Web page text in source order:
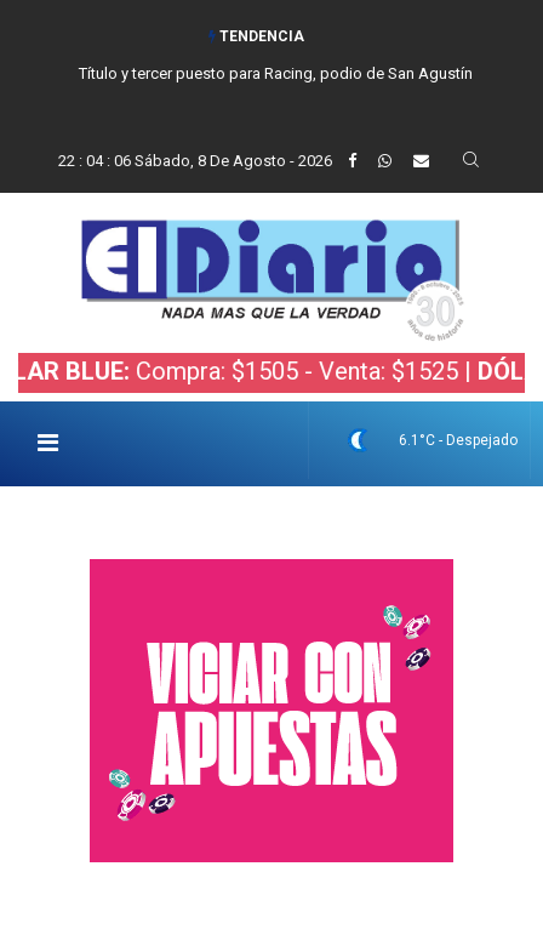
TENDENCIA
Título y tercer puesto para Racing, podio de San Agustín
22 : 04: 07 Sábado, 8 De Agosto - 2026
Compra: $1505 - Venta: $1525 |DÓLAR
6.1°C - Despejado